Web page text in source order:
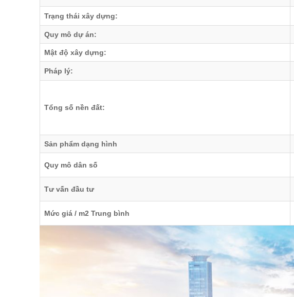
Trạng thái xây dựng:
Quy mô dự án:
Mật độ xây dựng:
Pháp lý:
Tổng số nền đất:
Sản phẩm dạng hình
Quy mô dân số
Tư vấn đầu tư
Mức giá / m2 Trung bình